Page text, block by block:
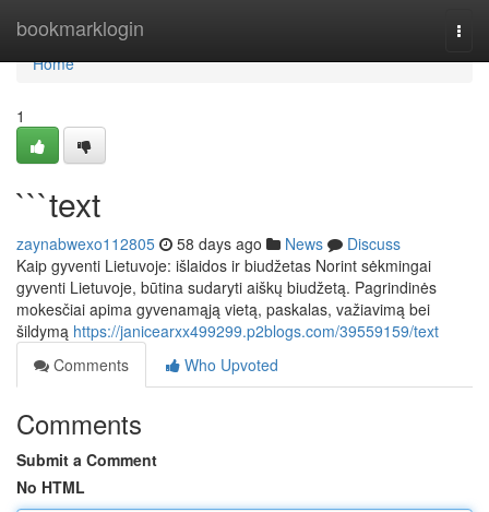
bookmarklogin
Home
Home
1
```text
zaynabwexo112805 58 days ago News
Discuss
Kaip gyventi Lietuvoje: išlaidos ir biudžetas Norint sėkmingai
gyventi Lietuvoje, būtina sudaryti aiškų biudžetą. Pagrindinės
mokesčiai apima gyvenamąją vietą, paskalas, važiavimą bei
šildymą https://janicearxx499299.p2blogs.com/39559159/text
Comments
Who Upvoted
Comments
Submit a Comment
No HTML